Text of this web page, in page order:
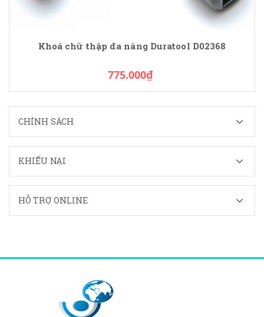
Khoá chữ thập đa năng Duratool D02368
775.000₫
CHÍNH SÁCH
KHIẾU NẠI
HỖ TRỢ ONLINE